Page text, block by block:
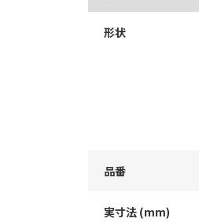
形状
品番
実寸法 (mm)